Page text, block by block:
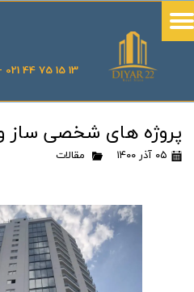
44 75 15 13
پروژه های شخصی ساز
۰۵ آذر ۱۴۰۰ مقالات